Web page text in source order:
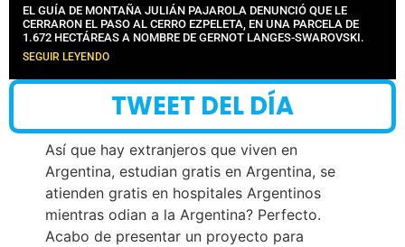
EL GUÍA DE MONTAÑA JULIÁN PAJAROLA DENUNCIÓ QUE LE
CERRARON EL PASO AL CERRO EZPELETA, EN UNA PARCELA DE
1.672 HECTÁREAS A NOMBRE DE GERNOT LANGES-SWAROVSKI.
SEGUIR LEYENDO
TWEET DEL DÍA
Así que hay extranjeros que viven en
Argentina, estudian gratis en Argentina, se
atienden gratis en hospitales Argentinos
mientras odian a la Argentina? Perfecto.
Acabo de presentar un proyecto para